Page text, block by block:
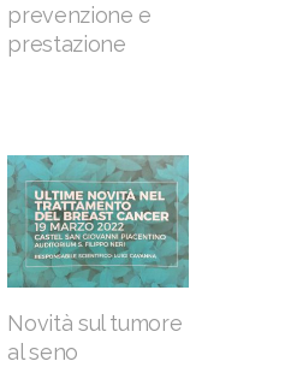
prevenzione e
prestazione
Novità sul tumore
al seno